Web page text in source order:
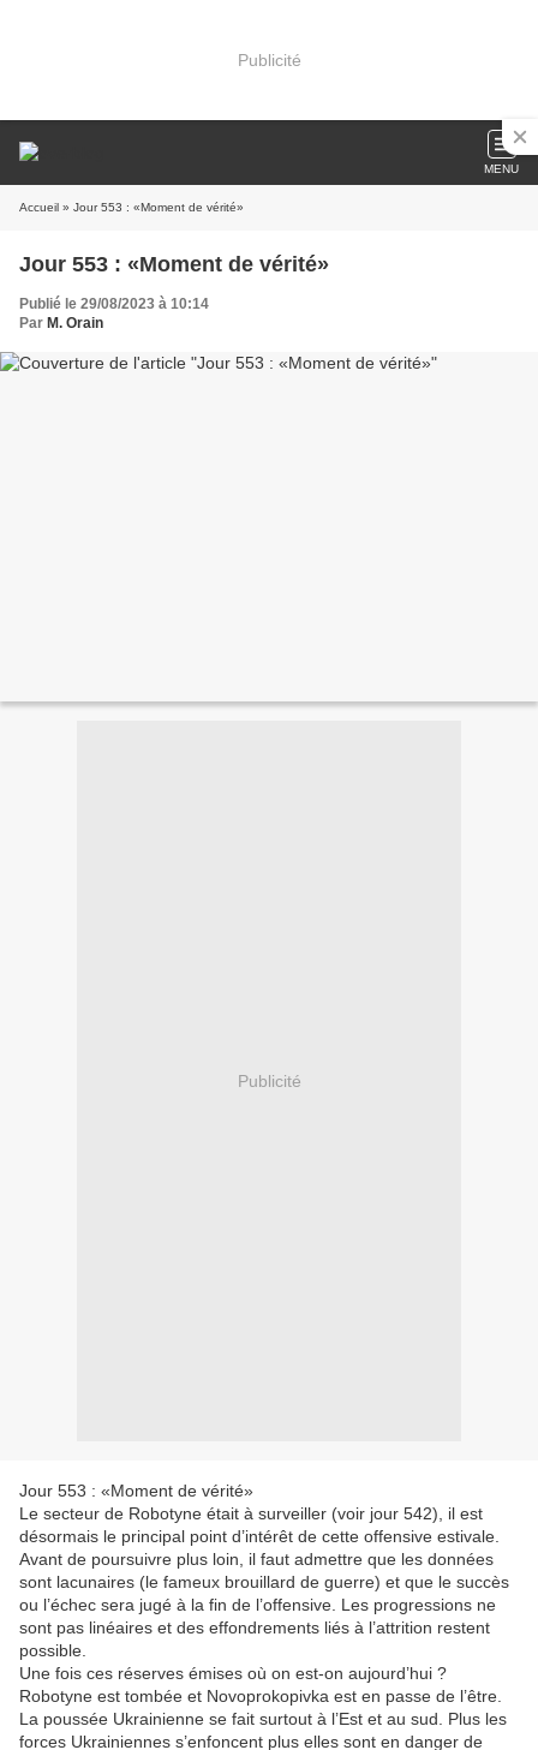
Publicité
MENU
Accueil » Jour 553 : «Moment de vérité»
Jour 553 : «Moment de vérité»
Publié le 29/08/2023 à 10:14
Par M. Orain
Publicité
Jour 553 : «Moment de vérité»
Le secteur de Robotyne était à surveiller (voir jour 542), il est
désormais le principal point d’intérêt de cette offensive estivale.
Avant de poursuivre plus loin, il faut admettre que les données
sont lacunaires (le fameux brouillard de guerre) et que le succès
ou l’échec sera jugé à la fin de l’offensive. Les progressions ne
sont pas linéaires et des effondrements liés à l’attrition restent
possible.
Une fois ces réserves émises où on est-on aujourd’hui ?
Robotyne est tombée et Novoprokopivka est en passe de l’être.
La poussée Ukrainienne se fait surtout à l’Est et au sud. Plus les
forces Ukrainiennes s’enfoncent plus elles sont en danger de